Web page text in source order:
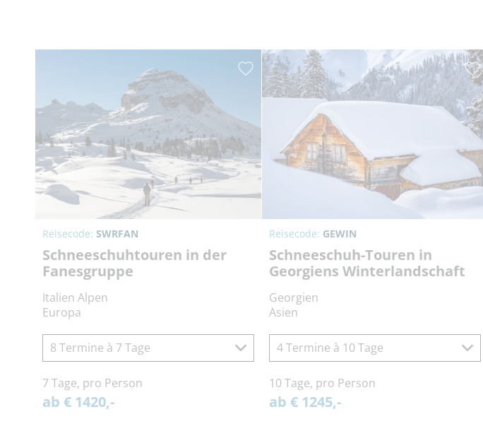
Reisecode: SWRFAN
Schneeschuhtouren in der
Fanesgruppe
Italien Alpen
Europa
8 Termine à 7 Tage
7 Tage, pro Person
ab € 1420,-
Reisecode: GEWIN
Schneeschuh-Touren in
Georgiens Winterlandschaft
Georgien
Asien
4 Termine à 10 Tage
10 Tage, pro Person
ab € 1245,-